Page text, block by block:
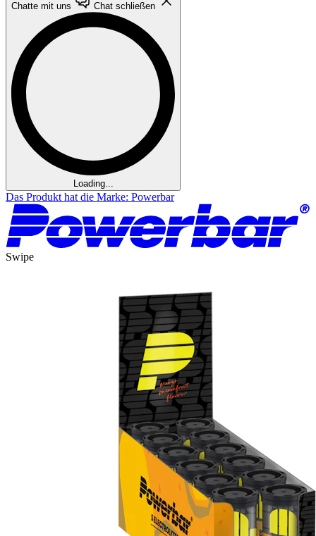
Chatte mit uns Chat schließen
Loading...
Das Produkt hat die Marke: Powerbar
Swipe